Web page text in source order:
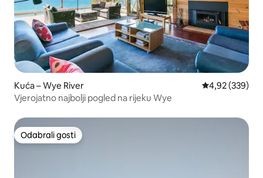
Kuća – Wye River Prosječna
4,92 (339)
Vjerojatno najbolji pogled na rijeku Wye
Odabrali gosti
Odabrali gosti